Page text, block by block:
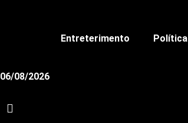
Entreterimento Política
06/08/2026